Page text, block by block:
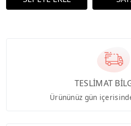
TESLİMAT
Ürününüz gün